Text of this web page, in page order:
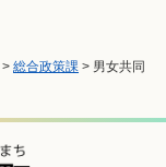
> 総合政策課 > 男女共同